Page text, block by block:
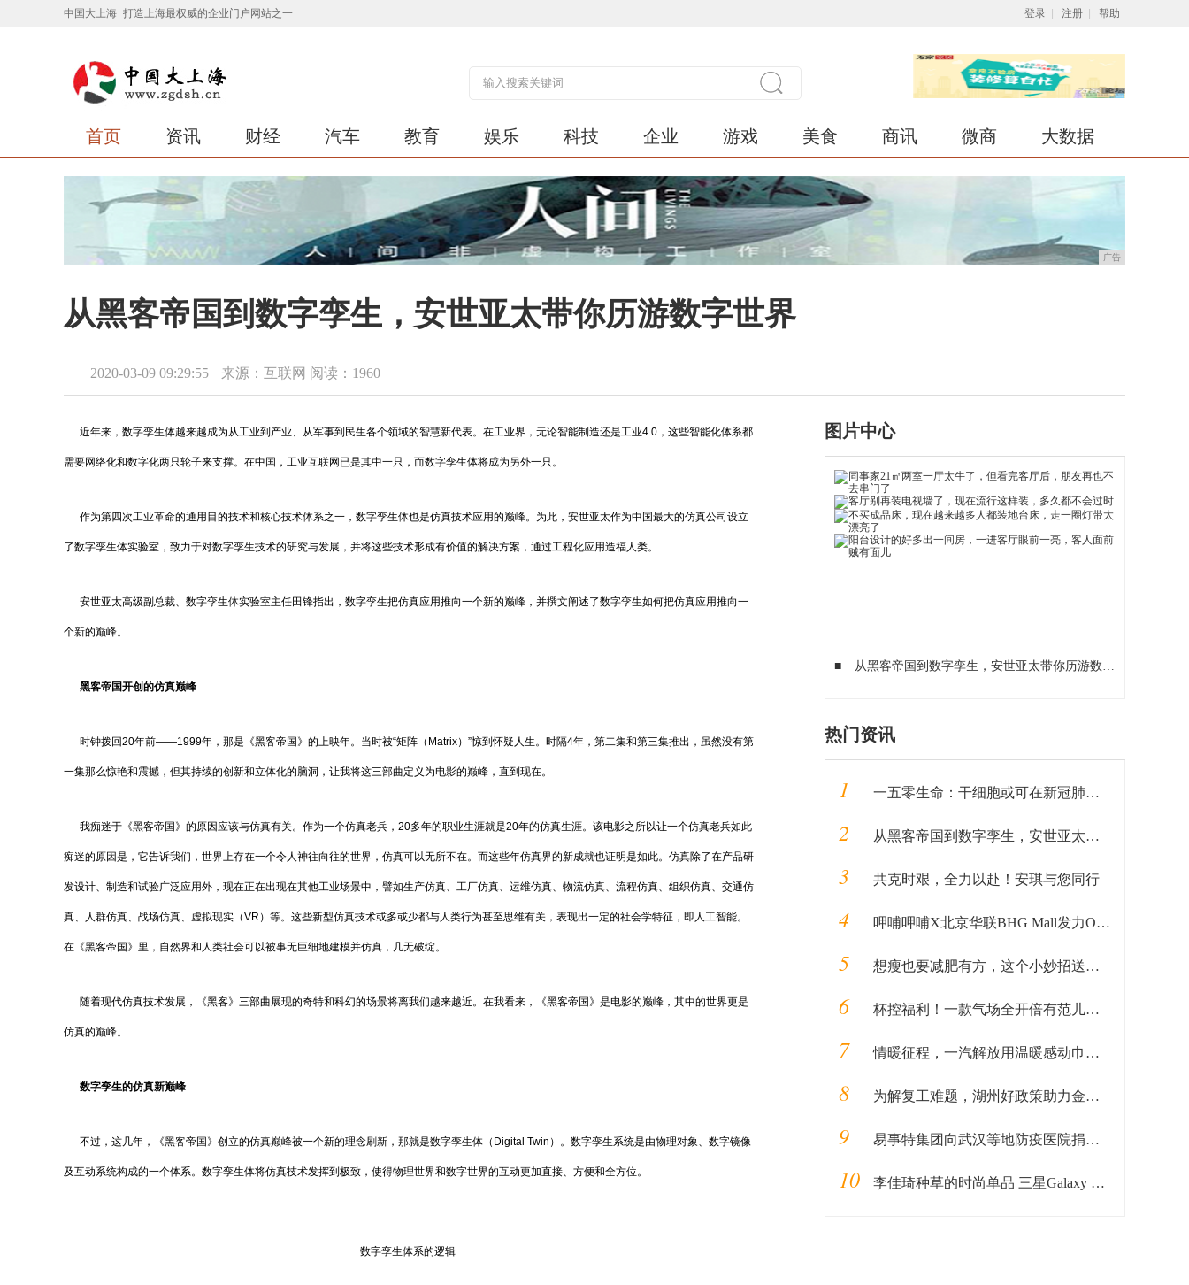
中国大上海_打造上海最权威的企业门户网站之一 登录 注册 帮助
首页 资讯 财经 汽车 教育 娱乐 科技 企业 游戏 美食 商讯 微商 大数据
广告
从黑客帝国到数字孪生，安世亚太带你历游数字世界
2020-03-09 09:29:55 来源：互联网 阅读：1960
近年来，数字孪生体越来越成为从工业到产业、从军事到民生各个领域的智慧新代表。在工业界，无论智能制造还是工业4.0，这些智能化体系都
需要网络化和数字化两只轮子来支撑。在中国，工业互联网已是其中一只，而数字孪生体将成为另外一只。
作为第四次工业革命的通用目的技术和核心技术体系之一，数字孪生体也是仿真技术应用的巅峰。为此，安世亚太作为中国最大的仿真公司设立
了数字孪生体实验室，致力于对数字孪生技术的研究与发展，并将这些技术形成有价值的解决方案，通过工程化应用造福人类。
安世亚太高级副总裁、数字孪生体实验室主任田锋指出，数字孪生把仿真应用推向一个新的巅峰，并撰文阐述了数字孪生如何把仿真应用推向一
个新的巅峰。
黑客帝国开创的仿真巅峰
时钟拨回20年前——1999年，那是《黑客帝国》的上映年。当时被“矩阵（Matrix）”惊到怀疑人生。时隔4年，第二集和第三集推出，虽然没有第
一集那么惊艳和震撼，但其持续的创新和立体化的脑洞，让我将这三部曲定义为电影的巅峰，直到现在。
我痴迷于《黑客帝国》的原因应该与仿真有关。作为一个仿真老兵，20多年的职业生涯就是20年的仿真生涯。该电影之所以让一个仿真老兵如此
痴迷的原因是，它告诉我们，世界上存在一个令人神往向往的世界，仿真可以无所不在。而这些年仿真界的新成就也证明是如此。仿真除了在产品研
发设计、制造和试验广泛应用外，现在正在出现在其他工业场景中，譬如生产仿真、工厂仿真、运维仿真、物流仿真、流程仿真、组织仿真、交通仿
真、人群仿真、战场仿真、虚拟现实（VR）等。这些新型仿真技术或多或少都与人类行为甚至思维有关，表现出一定的社会学特征，即人工智能。
在《黑客帝国》里，自然界和人类社会可以被事无巨细地建模并仿真，几无破绽。
随着现代仿真技术发展，《黑客》三部曲展现的奇特和科幻的场景将离我们越来越近。在我看来，《黑客帝国》是电影的巅峰，其中的世界更是
仿真的巅峰。
数字孪生的仿真新巅峰
不过，这几年，《黑客帝国》创立的仿真巅峰被一个新的理念刷新，那就是数字孪生体（Digital Twin）。数字孪生系统是由物理对象、数字镜像
及互动系统构成的一个体系。数字孪生体将仿真技术发挥到极致，使得物理世界和数字世界的互动更加直接、方便和全方位。
数字孪生体系的逻辑
图片中心
■ 从黑客帝国到数字孪生，安世亚太带你历游数字世界
热门资讯
1 一五零生命：干细胞或可在新冠肺炎康复治疗中发挥重要作用
2 从黑客帝国到数字孪生，安世亚太带你历游数字世界
3 共克时艰，全力以赴！安琪与您同行
4 呷哺呷哺X北京华联BHG Mall发力O2O新业务 线上“吸”客打造跨界新模式
5 想瘦也要减肥有方，这个小妙招送给你
6 杯控福利！一款气场全开倍有范儿的神仙保温杯
7 情暖征程，一汽解放用温暖感动巾帼的心……
8 为解复工难题，湖州好政策助力金茂悦项目“包车接人”
9 易事特集团向武汉等地防疫医院捐赠1000万元医用电源设备，与全国人民共克时艰！
10 李佳琦种草的时尚单品 三星Galaxy Z Flip再度售罄！